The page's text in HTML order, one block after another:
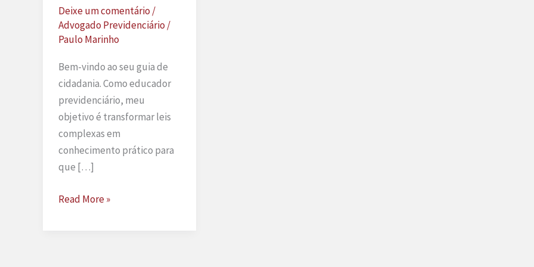
Deixe um comentário /
Advogado Previdenciário /
Paulo Marinho
Bem-vindo ao seu guia de
cidadania. Como educador
previdenciário, meu
objetivo é transformar leis
complexas em
conhecimento prático para
que […]
Guia
Read More »